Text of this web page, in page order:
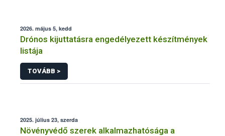
2026. május 5, kedd
Drónos kijuttatásra engedélyezett készítmények
listája
TOVÁBB >
2025. július 23, szerda
Növényvédő szerek alkalmazhatósága a